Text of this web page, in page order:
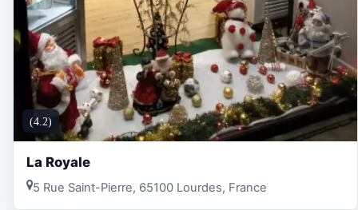
(4.2)
La Royale
5 Rue Saint-Pierre, 65100 Lourdes, France